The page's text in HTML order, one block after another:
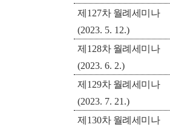
제 127차 월례세미나
(2023. 5. 12.)
제 128차 월례세미나
(2023. 6. 2.)
제 129차 월례세미나
(2023. 7. 21.)
제 130차 월례세미나